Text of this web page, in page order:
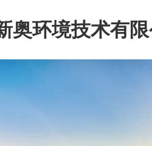
奥环境技术有